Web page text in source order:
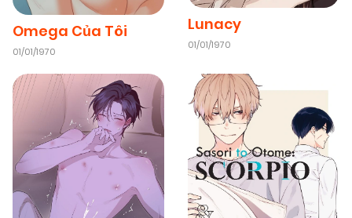
Omega Của Tôi
01/01/1970
Lunacy
01/01/1970